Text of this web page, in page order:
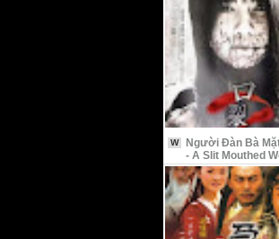
W
Người Đàn Bà
- A Slit Mouthed